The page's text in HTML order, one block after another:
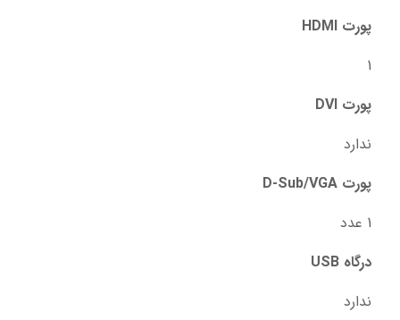
پورت HDMI
1
پورت DVI
ندارد
پورت D-Sub/VGA
1 عدد
درگاه‌ USB
ندارد